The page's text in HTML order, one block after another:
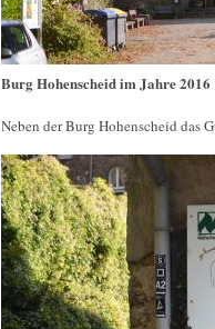
Burg Hohenscheid im Jahre 2016
Neben der Burg Hohenscheid das